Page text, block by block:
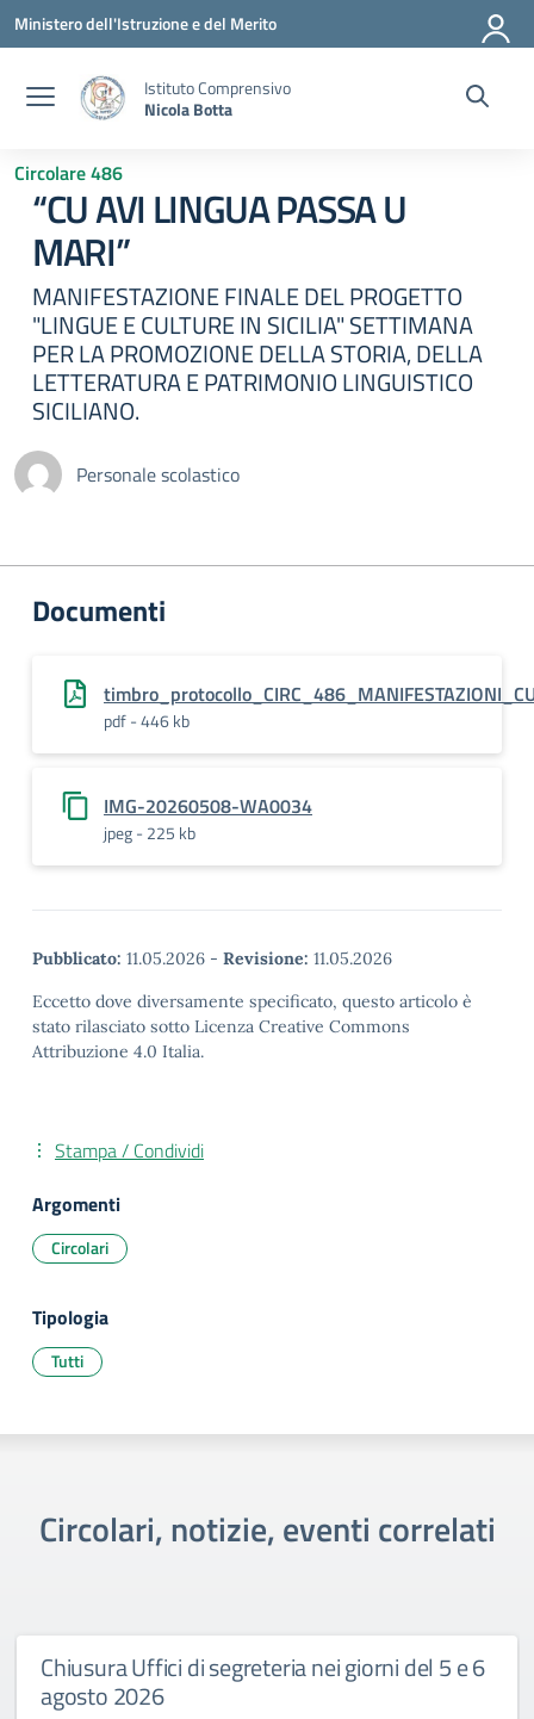
Vai ai contenuti
Vai al menu di navigazione
Vai al footer
Ministero dell'Istruzione e del Merito
Istituto Comprensivo
Nicola Botta
Circolare 486
“CU AVI LINGUA PASSA U
MARI”
MANIFESTAZIONE FINALE DEL PROGETTO
"LINGUE E CULTURE IN SICILIA" SETTIMANA
PER LA PROMOZIONE DELLA STORIA, DELLA
LETTERATURA E PATRIMONIO LINGUISTICO
SICILIANO.
Personale scolastico
Documenti
pdf - 446 kb
IMG-20260508-WA0034
jpeg - 225 kb
Pubblicato: 11.05.2026 - Revisione: 11.05.2026
Eccetto dove diversamente specificato, questo articolo è
stato rilasciato sotto Licenza Creative Commons
Attribuzione 4.0 Italia.
Stampa / Condividi
Argomenti
Circolari
Tipologia
Tutti
Circolari, notizie, eventi correlati
Chiusura Uffici di segreteria nei giorni del 5 e 6
agosto 2026